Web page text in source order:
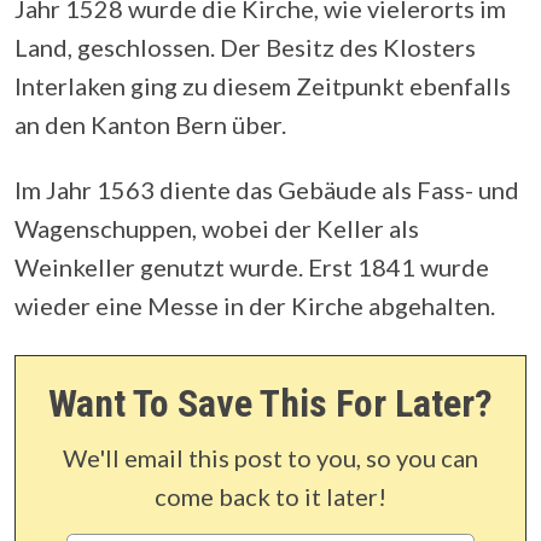
Jahr 1528 wurde die Kirche, wie vielerorts im
Land, geschlossen. Der Besitz des Klosters
Interlaken ging zu diesem Zeitpunkt ebenfalls
an den Kanton Bern über.
Im Jahr 1563 diente das Gebäude als Fass- und
Wagenschuppen, wobei der Keller als
Weinkeller genutzt wurde. Erst 1841 wurde
wieder eine Messe in der Kirche abgehalten.
Want To Save This For Later?
We'll email this post to you, so you can
come back to it later!